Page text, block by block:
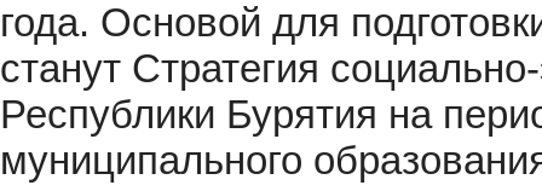
года. Основой для
станут Стратегия
Республики Бурятия на
муниципального